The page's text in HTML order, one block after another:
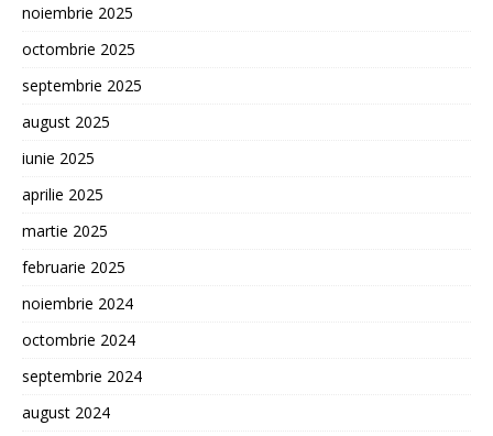
noiembrie 2025
octombrie 2025
septembrie 2025
august 2025
iunie 2025
aprilie 2025
martie 2025
februarie 2025
noiembrie 2024
octombrie 2024
septembrie 2024
august 2024